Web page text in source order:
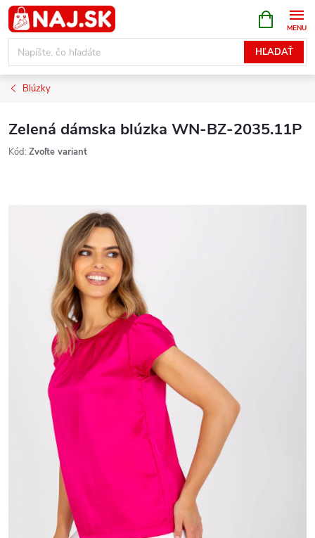
Prejsť
na
obsah
HĽADAŤ
KOŠÍK
Blúzky
Zelená dámska blúzka WN-BZ-2035.11P
Kód: Zvoľte variant